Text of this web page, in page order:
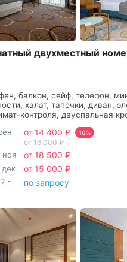
двухместный
балкон, сейф, телефон,
халат, тапочки, диван,
контроля, двуспальная
стулом, Туалетный
душ, чайный набор
от 14 400 ₽ 10%
от 16 000 ₽
от 18 500 ₽
от 15 000 ₽
г. по запросу